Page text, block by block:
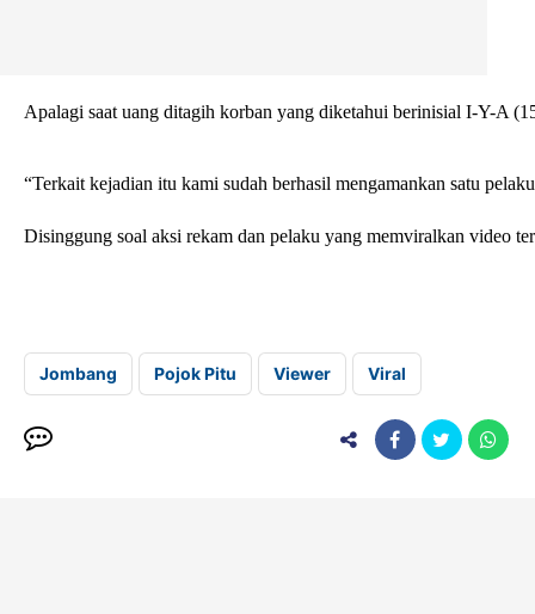
Apalagi saat uang ditagih korban yang diketahui berinisial I-Y-A
“Terkait kejadian itu kami sudah berhasil mengamankan satu
Disinggung soal aksi rekam dan pelaku yang memviralkan video
Jombang Pojok Pitu Viewer Viral